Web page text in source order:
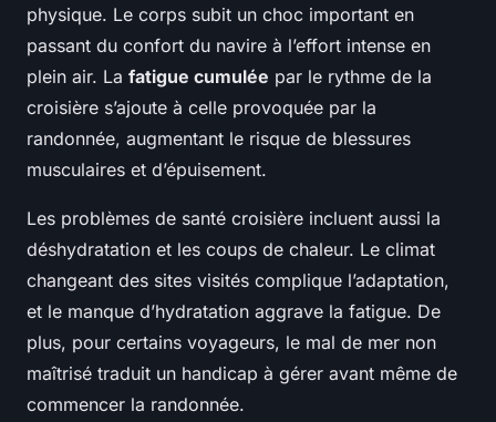
physique. Le corps subit un choc important en
passant du confort du navire à l’effort intense en
plein air. La fatigue cumulée par le rythme de la
croisière s’ajoute à celle provoquée par la
randonnée, augmentant le risque de blessures
musculaires et d’épuisement.
Les problèmes de santé croisière incluent aussi la
déshydratation et les coups de chaleur. Le climat
changeant des sites visités complique l’adaptation,
et le manque d’hydratation aggrave la fatigue. De
plus, pour certains voyageurs, le mal de mer non
maîtrisé traduit un handicap à gérer avant même de
commencer la randonnée.